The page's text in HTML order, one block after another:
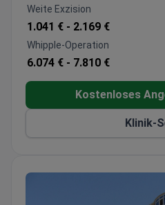
bei der Abrechnung,
Anreise und Unterkunft.
Weite Exzision
1.041 € - 2.169 €
Whipple-Operation
6.074 € - 7.810 €
Kostenloses
Klinik-